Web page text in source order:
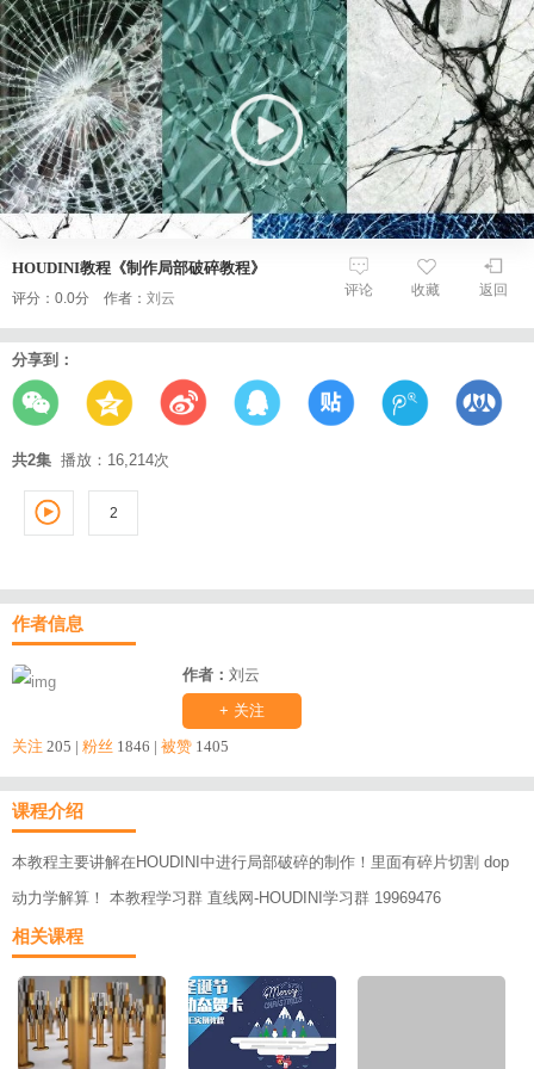
HOUDINI教程《制作局部破碎教程》
评分：0.0分 作者： 刘云 返回
收藏
评论
分享到：
共2集 播放：16,214次
2
作者信息
作者：刘云
+ 关注
关注 205 | 粉丝 1846 | 被赞 1405
课程介绍
本教程主要讲解在HOUDINI中进行局部破碎的制作！里面有碎片切割 dop
动力学解算！ 本教程学习群 直线网-HOUDINI学习群 19969476
相关课程